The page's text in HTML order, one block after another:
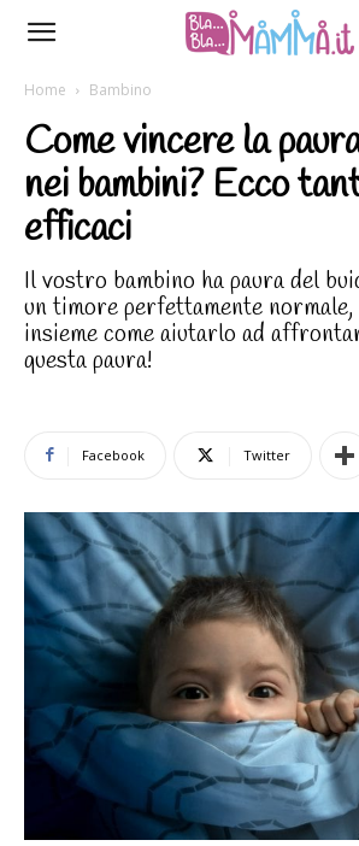
Home Bambino
Come vincere la
nei bambini? Ecco
efficaci
Il vostro bambino ha paura del
un timore perfettamente normale,
insieme come aiutarlo ad
questa paura!
Facebook Twitter